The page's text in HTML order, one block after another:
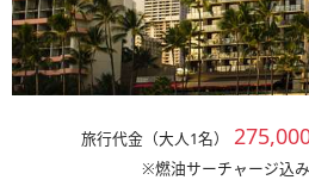
旅行代金（大人1名）
※燃油サーチャージ込